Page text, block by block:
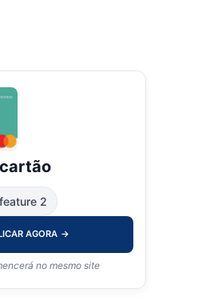
feature 2
AGORA →
no mesmo site